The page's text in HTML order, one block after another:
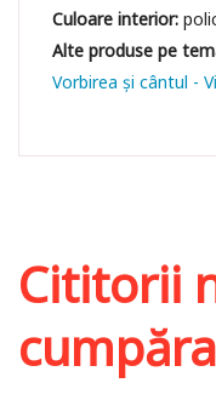
Culoare interior:
Vorbirea și cântul -
Cititorii